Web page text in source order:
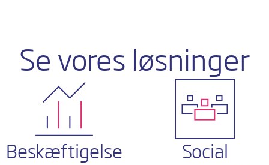
Se vores løsninger
Beskæftigelse Social